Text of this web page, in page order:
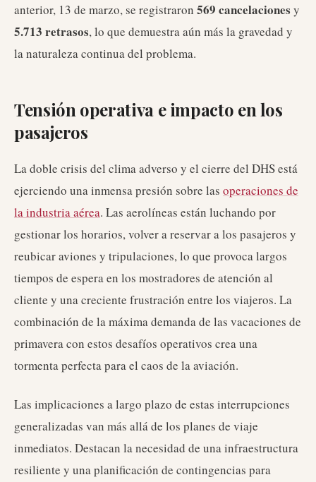
anterior, 13 de marzo, se registraron 569 cancelaciones y
5.713 retrasos, lo que demuestra aún más la gravedad y
la naturaleza continua del problema.
Tensión operativa e impacto en los
pasajeros
La doble crisis del clima adverso y el cierre del DHS está
ejerciendo una inmensa presión sobre las operaciones de
la industria aérea. Las aerolíneas están luchando por
gestionar los horarios, volver a reservar a los pasajeros y
reubicar aviones y tripulaciones, lo que provoca largos
tiempos de espera en los mostradores de atención al
cliente y una creciente frustración entre los viajeros. La
combinación de la máxima demanda de las vacaciones de
primavera con estos desafíos operativos crea una
tormenta perfecta para el caos de la aviación.
Las implicaciones a largo plazo de estas interrupciones
generalizadas van más allá de los planes de viaje
inmediatos. Destacan la necesidad de una infraestructura
resiliente y una planificación de contingencias para